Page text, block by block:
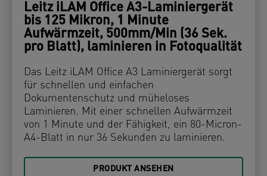
Leitz iLAM Office A3-Laminiergerät
bis 125 Mikron, 1 Minute
Aufwärmzeit, 500mm/Min (36 Sek.
pro Blatt), laminieren in Fotoqualität
Das Leitz iLAM Office A3 Laminiergerät sorgt
für schnellen und einfachen
Dokumentenschutz und müheloses
Laminieren. Mit einer schnellen Aufwärmzeit
von 1 Minute und der Fähigkeit, ein 80-Micron-
A4-Blatt in nur 36 Sekunden zu laminieren.
PRODUKT ANSEHEN